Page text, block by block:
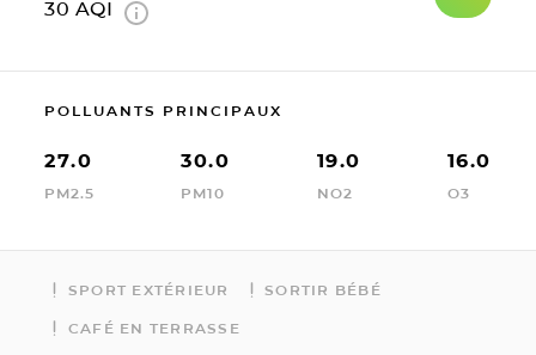
30 AQI
POLLUANTS PRINCIPAUX
27.0
PM2.5
30.0
PM10
19.0
NO2
16.0
O3
SPORT EXTÉRIEUR SORTIR BÉBÉ
CAFÉ EN TERRASSE